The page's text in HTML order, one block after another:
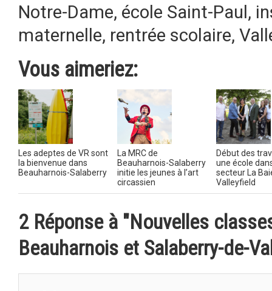
Notre-Dame, école Saint-Paul ,
maternelle, rentrée scolaire,
Vous aimeriez:
Les adeptes de VR sont
la bienvenue dans
Beauharnois-Salaberry
La MRC de
Beauharnois-Salaberry
initie les jeunes à l’art
circassien
Début des
une école
secteur La
Valleyfield
2 Réponse à "Nouvelles
Beauharnois et Salaberry-de-